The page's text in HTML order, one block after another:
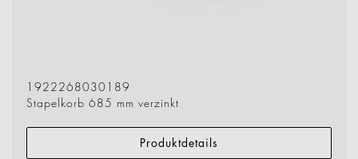
1922268030189
Stapelkorb 685 mm verzinkt
Produktdetails